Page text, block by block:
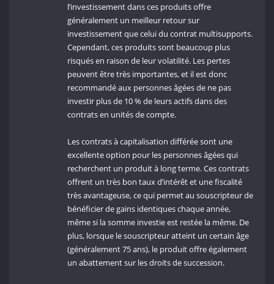
l’investissement dans ces produits offre
généralement un meilleur retour sur
investissement que celui du contrat multisupports.
Cependant, ces produits sont beaucoup plus
risqués en raison de leur volatilité. Les pertes
peuvent être très importantes, et il est donc
recommandé aux personnes âgées de ne pas
investir plus de 10 % de leurs actifs dans des
contrats en unités de compte.
Les contrats à capitalisation différée sont une
excellente option pour les personnes âgées qui
recherchent un produit à long terme. Ces contrats
offrent un très bon taux d’intérêt et une fiscalité
très avantageuse, ce qui permet au souscripteur de
bénéficier de gains identiques chaque année,
même si la somme investie est restée la même. De
plus, lorsque le souscripteur atteint un certain âge
(généralement 75 ans), le produit offre également
un abattement sur les droits de succession.